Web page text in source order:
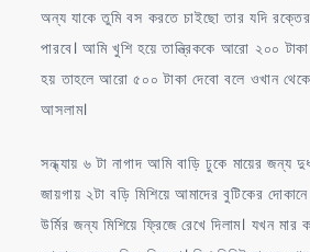
অন্য যাকে তুমি বস করতে চাইছো তার যদি
পারবে। আমি খুশি হয়ে তান্ত্রিককে আরো ২০০
হয় তাহলে আরো ৫০০ টাকা দেবো বলে ওখান থেকে
আসলাম।
সন্ধ্যায় ৬ টা নাগাদ আমি বাড়ি ঢুকে মায়ের জন্য
জায়গায় ২টা বড়ি মিশিয়ে আমাদের বুটিকের
উর্মির জন্য মিশিয়ে ফ্রিজে রেখে দিলাম। যখন